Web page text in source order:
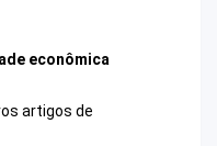
econômica
artigos de